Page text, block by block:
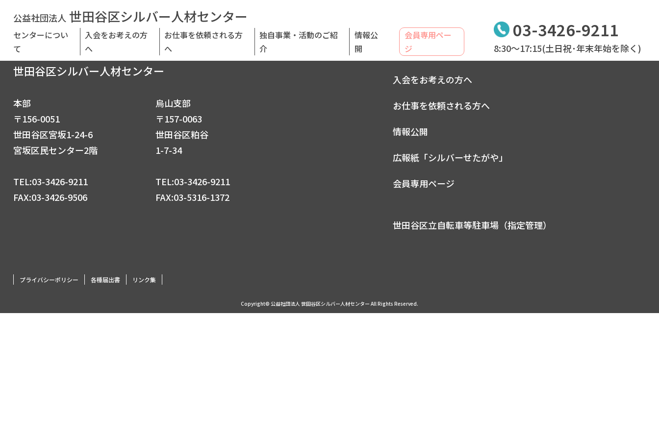
公益社団法人 世田谷区シルバー人材センター
センターについ
て
入会をお考えの方
へ
お仕事を依頼される方
へ
独自事業・活動のご紹
介
情報公
開
会員専用ペー
ジ
03-3426-9211
8:30～17:15(土日祝･年末年始を除く)
公益社団法人
世田谷区シルバー人材センター
本部
〒156-0051
世田谷区宮坂1-24-6
宮坂区民センター2階
TEL:03-3426-9211
FAX:03-3426-9506
烏山支部
〒157-0063
世田谷区粕谷
1-7-34
TEL:03-3426-9211
FAX:03-5316-1372
プライバシーポリシー 各種届出書 リンク集
センターについて
入会をお考えの方へ
お仕事を依頼される方へ
情報公開
広報紙「シルバーせたがや」
会員専用ページ
世田谷区立自転車等駐車場（指定管理）
Copyright© 公益社団法人 世田谷区シルバー人材センター All Rights Reserved.